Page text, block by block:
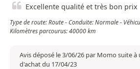
Excellente qualité et très bon prix
Type de route: Route - Conduite: Normale -
Kilomètres parcourus: 40000 km
Avis déposé le 3/06/26 par Momo suite à
d'achat du 17/04/23